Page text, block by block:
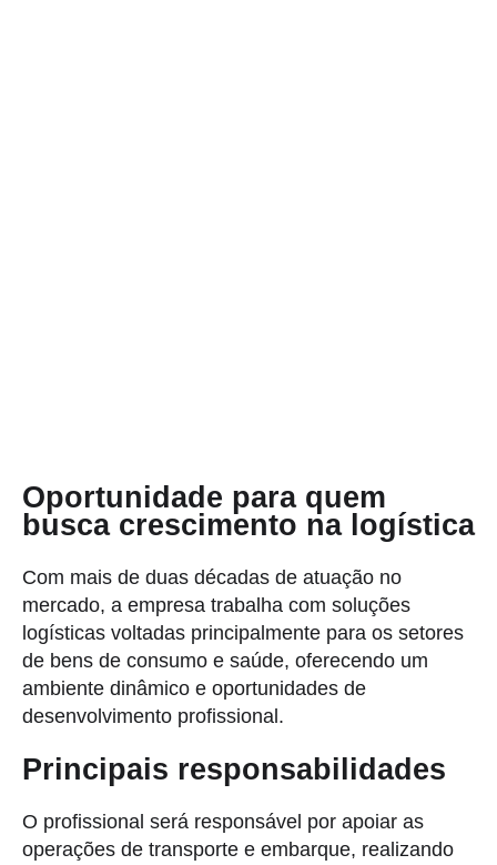
Oportunidade para quem
busca crescimento na logística
Com mais de duas décadas de atuação no
mercado, a empresa trabalha com soluções
logísticas voltadas principalmente para os setores
de bens de consumo e saúde, oferecendo um
ambiente dinâmico e oportunidades de
desenvolvimento profissional.
Principais responsabilidades
O profissional será responsável por apoiar as
operações de transporte e embarque, realizando